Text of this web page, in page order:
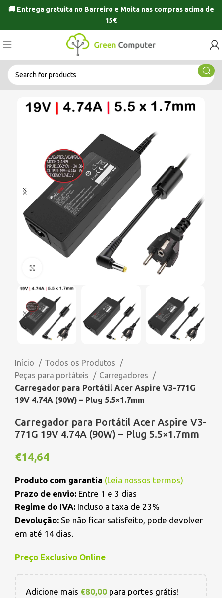
🚚 Entrega gratuita no Barreiro e Moitanas compras acima de
15€
Click to enlarge
Início
Todos os Produtos
Peças para portáteis
Carregadores
Carregador para Portátil Acer Aspire V3-771G
19V 4.74A (90W) – Plug 5.5×1.7mm
Carregador para Portátil Acer Aspire V3-
771G 19V 4.74A (90W) – Plug 5.5×1.7mm
€14,64
Produto com garantia (Leia nossos termos)
Prazo de envio: Entre 1 e 3 dias
Regime do IVA: Incluso a taxa de 23%
Devolução: Se não ficar satisfeito, pode devolver
em até 14 dias.
Preço Exclusivo Online
Adicione mais €80,00 para portes grátis!